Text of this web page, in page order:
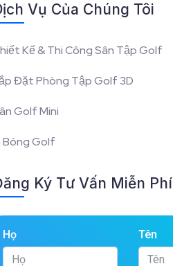
Vụ Của Chúng Tôi
Kế & Thi Công Sân Tập Golf
Đặt Phòng Tập Golf 3D
Golf Mini
Bóng Golf
Ký Tư Vấn Miễn Phí
Họ Tên